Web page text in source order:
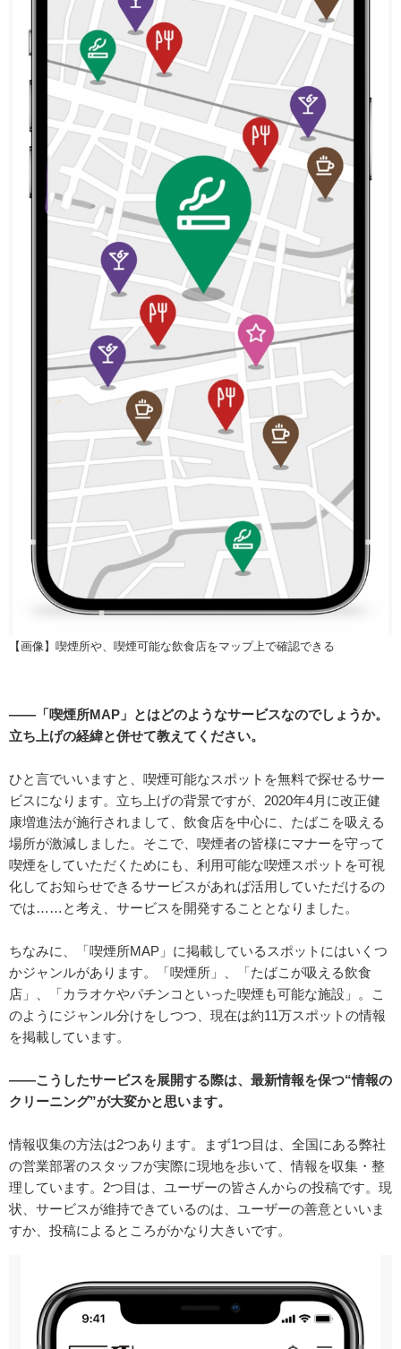
【画像】喫煙所や、喫煙可能な飲食店をマップ上で確認できる
――「喫煙所MAP」とはどのようなサービスなのでしょうか。
立ち上げの経緯と併せて教えてください。
ひと言でいいますと、喫煙可能なスポットを無料で探せるサー
ビスになります。立ち上げの背景ですが、2020年4月に改正健
康増進法が施行されまして、飲食店を中心に、たばこを吸える
場所が激減しました。そこで、喫煙者の皆様にマナーを守って
喫煙をしていただくためにも、利用可能な喫煙スポットを可視
化してお知らせできるサービスがあれば活用していただけるの
では……と考え、サービスを開発することとなりました。
ちなみに、「喫煙所MAP」に掲載しているスポットにはいくつ
かジャンルがあります。「喫煙所」、「たばこが吸える飲食
店」、「カラオケやパチンコといった喫煙も可能な施設」。こ
のようにジャンル分けをしつつ、現在は約11万スポットの情報
を掲載しています。
――こうしたサービスを展開する際は、最新情報を保つ“情報の
クリーニング”が大変かと思います。
情報収集の方法は2つあります。まず1つ目は、全国にある弊社
の営業部署のスタッフが実際に現地を歩いて、情報を収集・整
理しています。2つ目は、ユーザーの皆さんからの投稿です。現
状、サービスが維持できているのは、ユーザーの善意といいま
すか、投稿によるところがかなり大きいです。